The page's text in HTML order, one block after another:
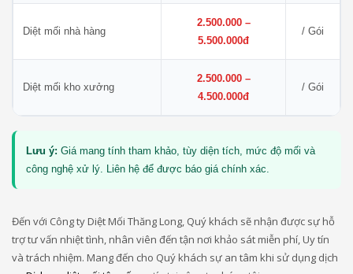
Diệt mối nhà hàng
2.500.000 –
5.500.000đ
/ Gói
Diệt mối kho xưởng
2.500.000 –
4.500.000đ
/ Gói
Lưu ý: Giá mang tính tham khảo, tùy diện tích, mức độ mối và
công nghệ xử lý. Liên hệ để được báo giá chính xác.
Đến với Công ty Diệt Mối Thăng Long, Quý khách sẽ nhận được sự hỗ
trợ tư vấn nhiệt tình, nhân viên đến tận nơi khảo sát miễn phí, Uy tín
và trách nhiệm. Mang đến cho Quý khách sự an tâm khi sử dụng dịch